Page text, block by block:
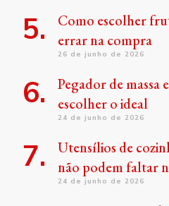
Como escolher
errar na compra
26 de junho de 2026
Pegador de massa
escolher o ideal
24 de junho de 2026
Utensílios de
não podem faltar
24 de junho de 2026